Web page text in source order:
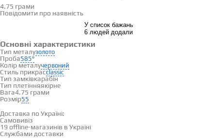
4.75 грами
Повідомити про наявність
У список бажань
6 людей додали
Основні характеристики
Тип металузолото
Проба585°
Колір металучервоний
Стиль прикрасclassic
Тип замківкарабін
Тип плетінняякірне
Вага4.75 грами
Розмір55
Доставка і оплата
Доставка по Україні:
Самовивіз
19 offline-магазинів в Україні
Службами доставки